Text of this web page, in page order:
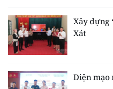
Xây dựng
Xát
Diện mạo